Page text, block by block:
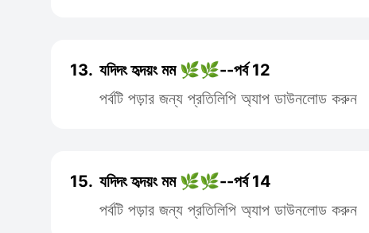
13. যদিদং হৃদয়ং মম 🌿🌿--পর্ব 12
পর্বটি পড়ার জন্য প্রতিলিপি অ্যাপ ডাউনলোড করুন
15. যদিদং হৃদয়ং মম 🌿🌿--পর্ব 14
পর্বটি পড়ার জন্য প্রতিলিপি অ্যাপ ডাউনলোড করুন